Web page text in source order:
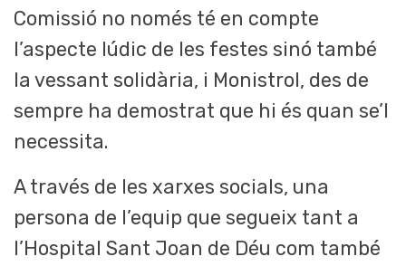
Comissió no només té en compte
l’aspecte lúdic de les festes sinó també
la vessant solidària, i Monistrol, des de
sempre ha demostrat que hi és quan se’l
necessita.
A través de les xarxes socials, una
persona de l’equip que segueix tant a
l’Hospital Sant Joan de Déu com també